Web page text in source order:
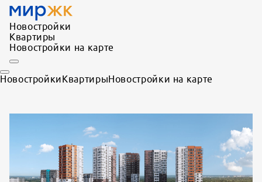
Новостройки
Квартиры
Новостройки на карте
НовостройкиКвартирыНовостройки на карте